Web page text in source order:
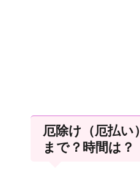
厄除け（厄払い
まで？時間は？